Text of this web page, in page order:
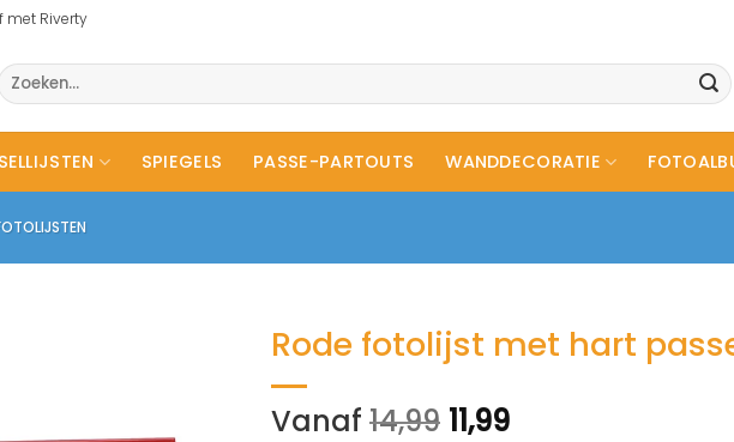
Riverty
Zoeken
naar:
SPIEGELS PASSE-PARTOUTS WANDDECORATIE
Rode fotolijst met hart
Vanaf 14,99 11,99